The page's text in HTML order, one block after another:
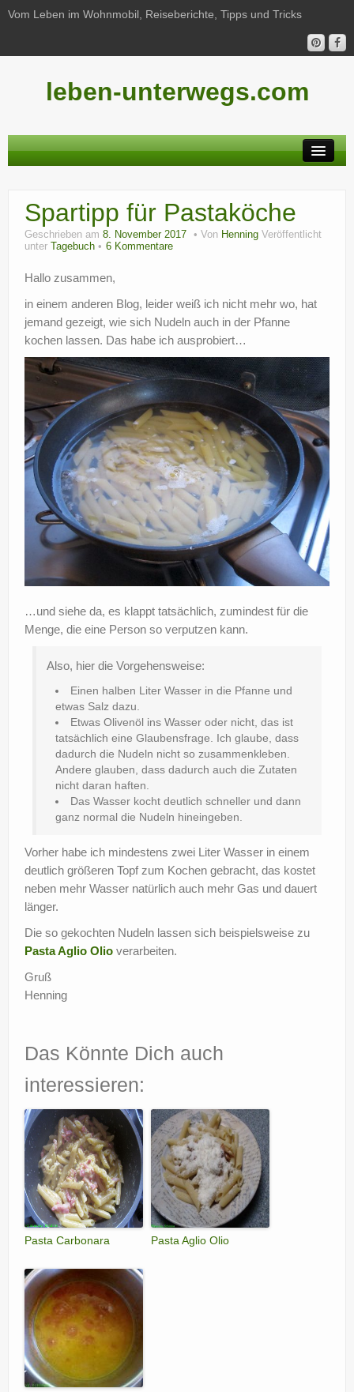
Vom Leben im Wohnmobil, Reiseberichte, Tipps und Tricks
leben-unterwegs.com
Reiseberichte
Unterwegs
Haushalt
Freizeit
Wohnmobil-Technik
?
Spartipp für Pastaköche
Geschrieben am 8. November 2017 Von Henning Veröffentlicht
unter
Tagebuch 6 Kommentare
Hallo zusammen,
in einem anderen Blog, leider weiß ich nicht mehr wo, hat
jemand gezeigt, wie sich Nudeln auch in der Pfanne
kochen lassen. Das habe ich ausprobiert…
…und siehe da, es klappt tatsächlich, zumindest für die
Menge, die eine Person so verputzen kann.
Also, hier die Vorgehensweise:
Einen halben Liter Wasser in die Pfanne und
etwas Salz dazu.
Etwas Olivenöl ins Wasser oder nicht, das ist
tatsächlich eine Glaubensfrage. Ich glaube, dass
dadurch die Nudeln nicht so zusammenkleben.
Andere glauben, dass dadurch auch die Zutaten
nicht daran haften.
Das Wasser kocht deutlich schneller und dann
ganz normal die Nudeln hineingeben.
Vorher habe ich mindestens zwei Liter Wasser in einem
deutlich größeren Topf zum Kochen gebracht, das kostet
neben mehr Wasser natürlich auch mehr Gas und dauert
länger.
Die so gekochten Nudeln lassen sich beispielsweise zu
Pasta Aglio Olio verarbeiten.
Gruß
Henning
Das Könnte Dich auch
interessieren:
Pasta Carbonara Pasta Aglio Olio